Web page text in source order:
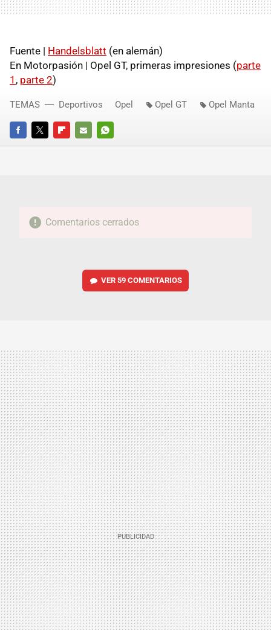
Fuente | Handelsblatt (en alemán)
En Motorpasión | Opel GT, primeras impresiones (parte
1 , parte 2)
FACEBOOKTWITTERFLIPBOARD
E-
WHATSAPP
TEMAS Deportivos Opel Opel GT Opel Manta
Comentarios cerrados
VER 59 COMENTARIOS